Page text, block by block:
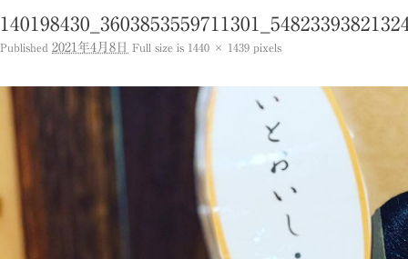
t
i
o
Published 2021年4月8日 Full size is 1440 × 1439 pixels